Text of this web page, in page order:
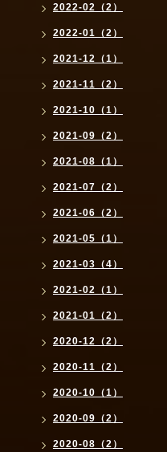
2022-02（2）
2022-01（2）
2021-12（1）
2021-11（2）
2021-10（1）
2021-09（2）
2021-08（1）
2021-07（2）
2021-06（2）
2021-05（1）
2021-03（4）
2021-02（1）
2021-01（2）
2020-12（2）
2020-11（2）
2020-10（1）
2020-09（2）
2020-08（2）